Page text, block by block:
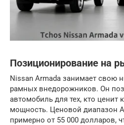
Позиционирование на
Nissan Armada занимает свою
рамных внедорожников. Он
автомобиль для тех, кто ценит
мощность. Ценовой диапазон
примерно от 55 000 долларов,